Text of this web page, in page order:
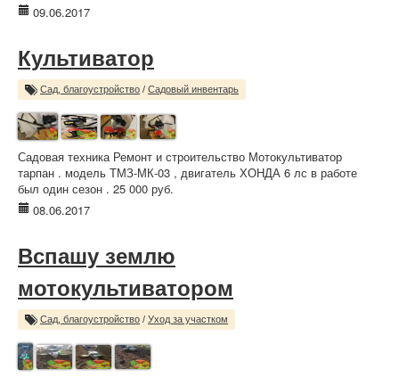
09.06.2017
Культиватор
Сад, благоустройство / Садовый инвентарь
Садовая техника Ремонт и строительство Мотокультиватор
тарпан . модель ТМЗ-МК-03 , двигатель ХОНДА 6 лс в работе
был один сезон . 25 000 руб.
08.06.2017
Вспашу землю
мотокультиватором
Сад, благоустройство / Уход за участком